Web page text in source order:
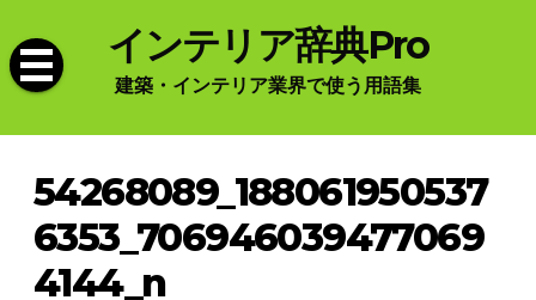
to
content
インテリア辞典Pro
建築・インテリア業界で使う用語集
54268089_188061950537
6353_706946039477069
4144_n